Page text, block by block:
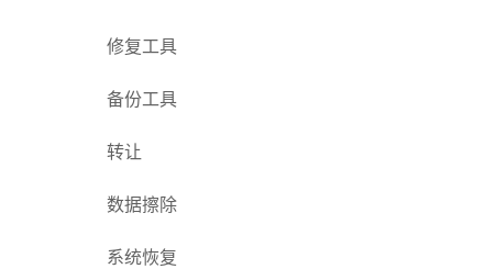
修复工具
备份工具
转让
数据擦除
系统恢复